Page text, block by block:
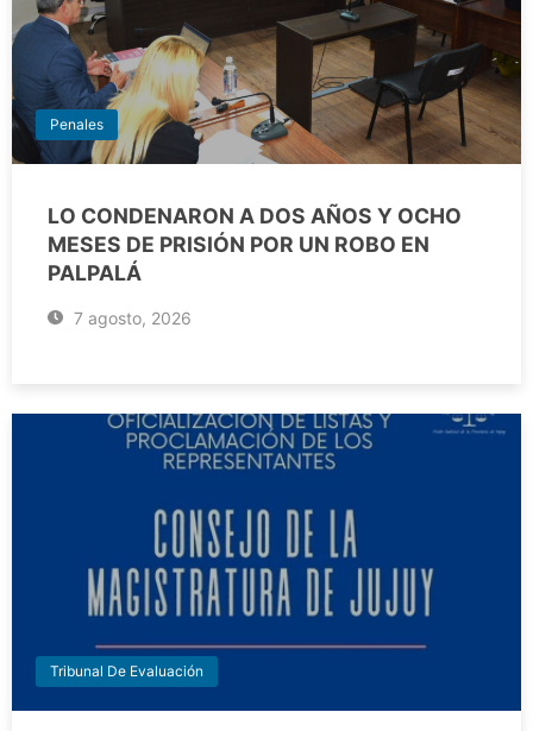
Penales
LO CONDENARON A DOS AÑOS Y OCHO
MESES DE PRISIÓN POR UN ROBO EN
PALPALÁ
7 agosto, 2026
Tribunal De Evaluación